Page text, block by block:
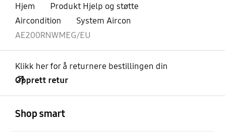
Hjem
Produkt Hjelp og støtte
Aircondition
System Aircon
AE200RNWMEG/EU
Klikk her for å returnere bestillingen din
Opprett retur
Shop smart